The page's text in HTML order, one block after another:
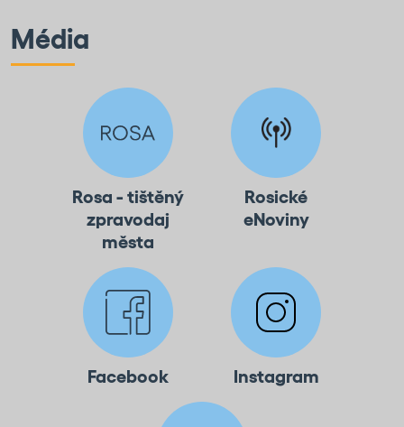
Média
Rosa - tištěný
zpravodaj
města
Rosické
eNoviny
Facebook Instagram